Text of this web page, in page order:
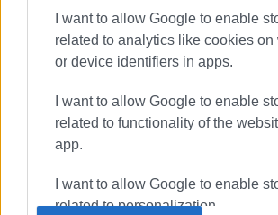
I want to allow Google to enable
related to analytics like cookies on
or device identifiers in apps.
I want to allow Google to enable
related to functionality of the
app.
I want to allow Google to enable
related to personalization.
Ενίσχυση στον
τον Λ. Πισσιάνη
Την Κυριακή 29/3